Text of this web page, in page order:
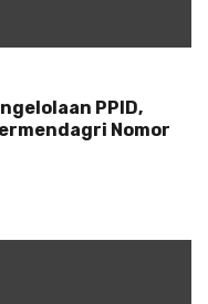
PPID,
Nomor